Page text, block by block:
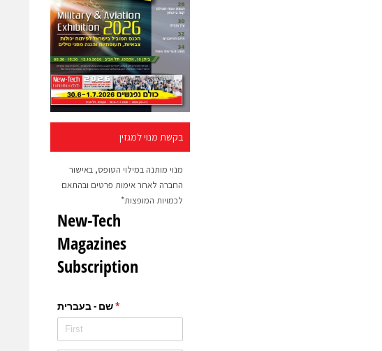
בקשת מנוי למגזין
מנוי מותנה במילוי הטופס, באישור
החברה לאחר אימות פרטים ובהתאם
לכמויות המופצות*